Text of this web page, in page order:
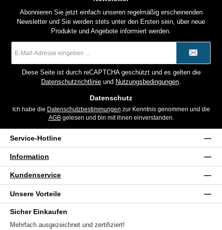
Abonnieren Sie jetzt einfach unseren regelmäßig erscheinenden
Newsletter und Sie werden stets unter den Ersten sein, über neue
Produkte und Angebote informiert werden.
Mail-
Adresse
Diese Seite ist durch reCAPTCHA geschützt und es gelten die
Datenschutzrichtlinie und Nutzungsbedingungen
Datenschutz
Ich habe die Datenschutzbestimmungen
AGBgelesen und bin mit ihnen einverstanden.
Service-Hotline
Information
Kundenservice
Unsere Vorteile
Sicher Einkaufen
Mehrfach ausgezeichnet und zertifiziert!